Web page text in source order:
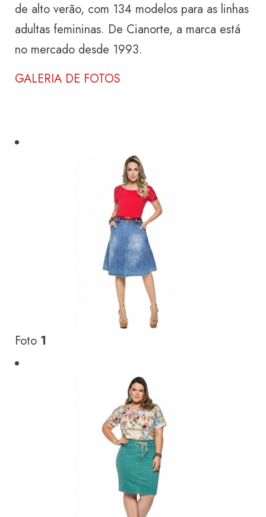
de alto verão, com 134 modelos para as linhas
adultas femininas. De Cianorte, a marca está
no mercado desde 1993.
GALERIA DE FOTOS
Foto 1